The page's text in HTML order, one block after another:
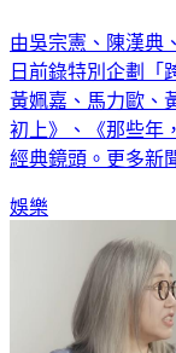
由吳宗憲、陳漢典
日前錄特別企劃「
黃姵嘉、馬力歐、
初上》、《那些年
經典鏡頭。更多新
娛樂